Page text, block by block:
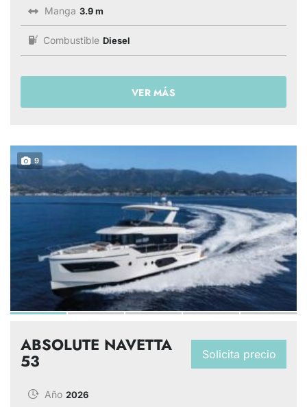
Manga 3.9 m
Combustible Diesel
VER MÁS
9
Solicita precio
ABSOLUTE NAVETTA
53
Año 2026